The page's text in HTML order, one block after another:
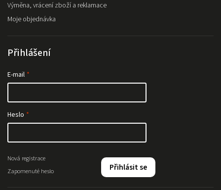
Výměna, vrácení zboží a reklamace
Moje objednávka
Přihlášení
E-mail
Heslo
Přihlásit se
Nová registrace
Zapomenuté heslo